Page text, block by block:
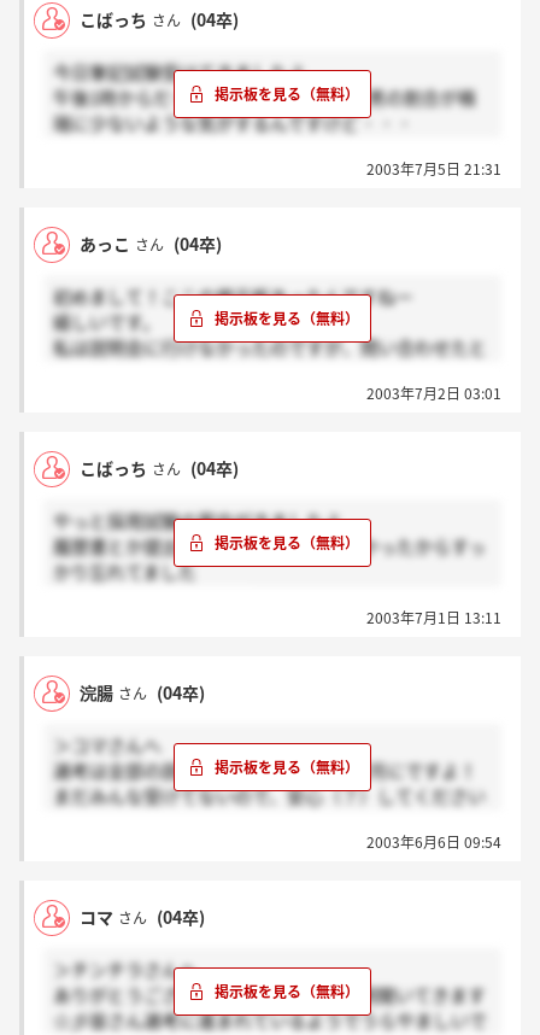
こばっち さん (04卒)
今日筆記試験受けてきましたよ
午後1時からだったんですけど、なんか男の割合が極
端に少ないような気がするんですけど・・・
試験は全然時間足りなかったです。みんなどうだった
後は9日に電話がなることを祈るばかりです
2003年7月5日 21:31
あっこ さん (04卒)
初めまして！ここの掲示板あったんですねー
嬉しいです。
私は説明会に行けなかったのですが、問い合わせたと
採用試験に参加しても良いとの事でした。
皆さん頑張りましょう！
2003年7月2日 03:01
こばっち さん (04卒)
やっと採用試験の案内がきましたよ
履歴書とか提出してしばらく連絡来なかったからすっ
かり忘れてました
2003年7月1日 13:11
浣腸 さん (04卒)
＞コマさんへ
選考は全部の説明会が終わってから、7月にですよ！
まだみんな受けてないので、安心（？）してください
ます！
2003年6月6日 09:54
コマ さん (04卒)
＞チンチラさんへ
ありがとうございます！がんばって説明聞いてきます
☆彡皆さん選考に進まれているようでうらやましいで